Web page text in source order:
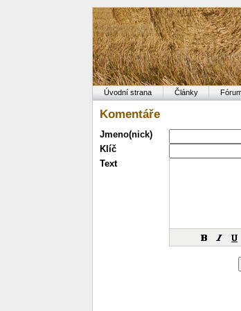
Úvodní strana Články
Komentáře
Jmeno(nick)
Klíč
Text